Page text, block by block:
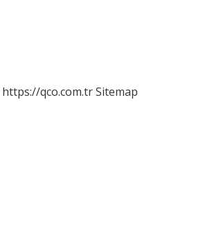
https://qco.com.trSitemap